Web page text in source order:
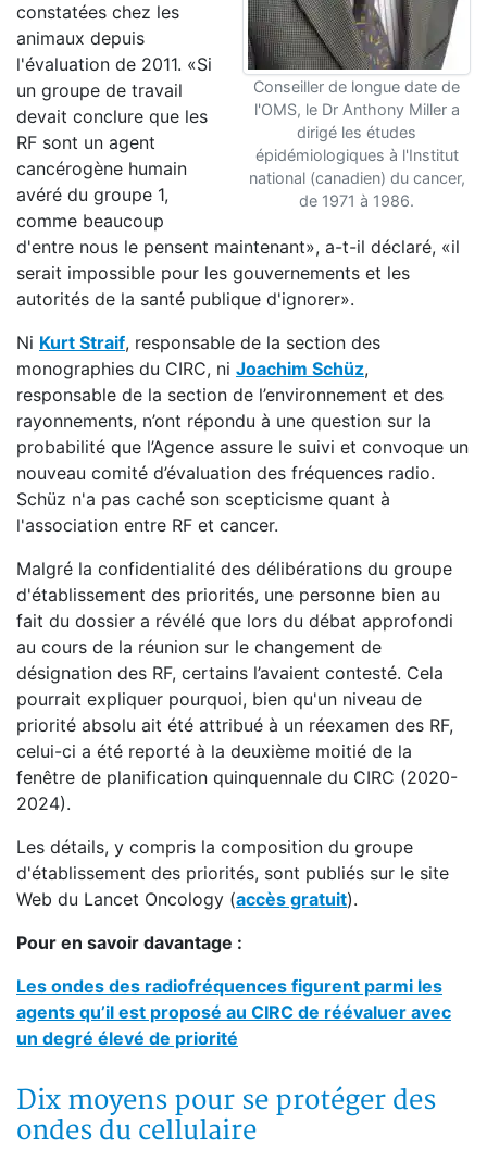
Conseiller de longue date de
l'OMS, le Dr Anthony Miller a
dirigé les études
épidémiologiques à l'Institut
national (canadien) du cancer,
de 1971 à 1986.
constatées chez les
animaux depuis
l'évaluation de 2011. «Si
un groupe de travail
devait conclure que les
RF sont un agent
cancérogène humain
avéré du groupe 1,
comme beaucoup
d'entre nous le pensent maintenant», a-t-il déclaré, «il
serait impossible pour les gouvernements et les
autorités de la santé publique d'ignorer».
Ni Kurt Straif, responsable de la section des
monographies du CIRC, ni Joachim Schüz,
responsable de la section de l’environnement et des
rayonnements, n’ont répondu à une question sur la
probabilité que l’Agence assure le suivi et convoque un
nouveau comité d’évaluation des fréquences radio.
Schüz n'a pas caché son scepticisme quant à
l'association entre RF et cancer.
Malgré la confidentialité des délibérations du groupe
d'établissement des priorités, une personne bien au
fait du dossier a révélé que lors du débat approfondi
au cours de la réunion sur le changement de
désignation des RF, certains l’avaient contesté. Cela
pourrait expliquer pourquoi, bien qu'un niveau de
priorité absolu ait été attribué à un réexamen des RF,
celui-ci a été reporté à la deuxième moitié de la
fenêtre de planification quinquennale du CIRC (2020-
2024).
Les détails, y compris la composition du groupe
d'établissement des priorités, sont publiés sur le site
Web du Lancet Oncology (accès gratuit).
Pour en savoir davantage :
Les ondes des radiofréquences figurent parmi les
agents qu’il est proposé au CIRC de réévaluer avec
un degré élevé de priorité
Dix moyens pour se protéger des
ondes du cellulaire